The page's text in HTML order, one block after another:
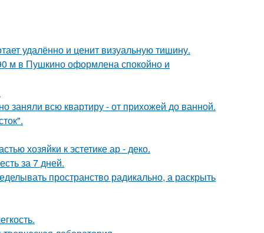
удалённо и ценит визуальную тишину.
м в Пушкино оформлена спокойно и
заняли всю квартиру - от прихожей до ванной.
хозяйки к эстетике ар - деко.
за 7 дней.
пространство радикально, а раскрыть